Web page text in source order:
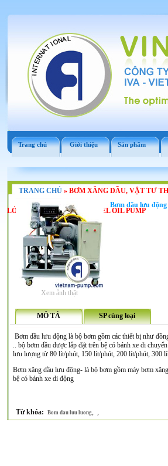
Trang chủ Giới thiệu Sản phẩm
TRANG CHỦ» BƠM XĂNG DẦU, VẬT TƯ
LỎNG: GASOLINEPUMP, FUEL OIL PUMP
Xem ảnh thật
Bơm dầu lưu
MÔ TẢ SP cùng loại
Bơm dầu lưu động là bộ bơm gồm các thiết bị như
.. bộ bơm dầu được lắp đặt trên bệ có bánh xe di
lưu lượng từ 80 lít/phút, 150 lít/phút, 200 lít/phút, 300
Bơm xăng dầu lưu động- là bộ bơm gồm máy bơm
bệ có bánh xe di động
Từ khóa: Bom dau luu luong, ,